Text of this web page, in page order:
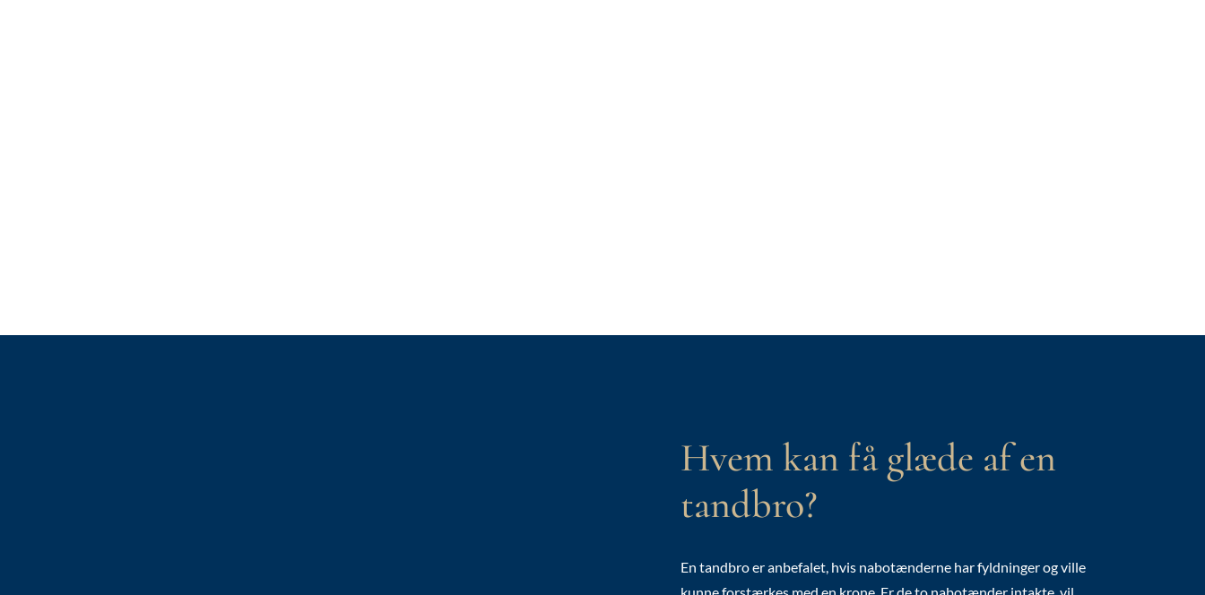
Hvem kan få glæde af en
tandbro?
En tandbro er anbefalet, hvis nabotænderne har fyldninger og ville